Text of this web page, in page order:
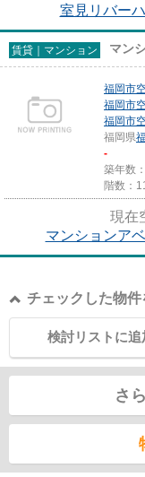
室見リバー
賃貸｜マンション マン
福岡市
福岡市
福岡市
福岡県
-
築年数
階数：
現在
マンションア
チェックした物
検討リストに追
さ